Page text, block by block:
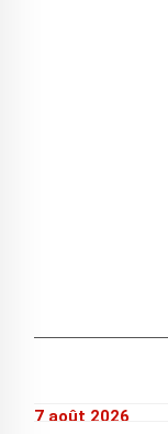
7 août 2026